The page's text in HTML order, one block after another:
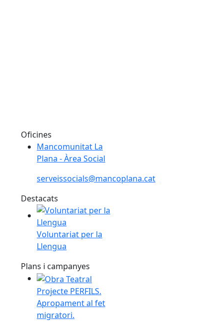
Oficines
Mancomunitat La
Plana - Àrea Social
serveissocials@mancoplana.cat
Destacats
Voluntariat per la
Llengua
Plans i campanyes
Projecte PERFILS. Apropament al fet migratori.
Projecte PERFILS.
Apropament al fet
migratori.